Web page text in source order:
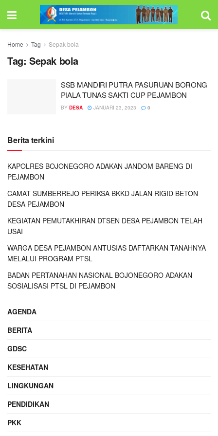
Home Tag Sepak bola
Tag: Sepak bola
SSB MANDIRI PUTRA PASURUAN BORONG
PIALA TUNAS SAKTI CUP PEJAMBON
BY DESA JANUARI 23, 2023 0
Berita terkini
KAPOLRES BOJONEGORO ADAKAN JANDOM BARENG DI
PEJAMBON
CAMAT SUMBERREJO PERIKSA BKKD JALAN RIGID BETON
DESA PEJAMBON
KEGIATAN PEMUTAKHIRAN DTSEN DESA PEJAMBON TELAH
USAI
WARGA DESA PEJAMBON ANTUSIAS DAFTARKAN TANAHNYA
MELALUI PROGRAM PTSL
BADAN PERTANAHAN NASIONAL BOJONEGORO ADAKAN
SOSIALISASI PTSL DI PEJAMBON
AGENDA
BERITA
GDSC
KESEHATAN
LINGKUNGAN
PENDIDIKAN
PKK